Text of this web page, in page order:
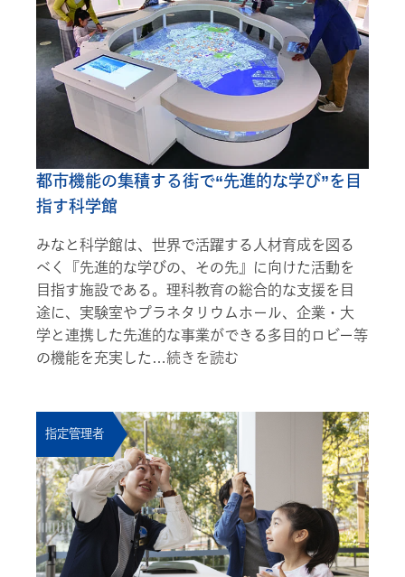
都市機能の集積する街で“先進的な学び”を目
指す科学館
みなと科学館は、世界で活躍する人材育成を図る
べく『先進的な学びの、その先』に向けた活動を
目指す施設である。理科教育の総合的な支援を目
途に、実験室やプラネタリウムホール、企業・大
学と連携した先進的な事業ができる多目的ロビー等
の機能を充実した…続きを読む
指定管理者